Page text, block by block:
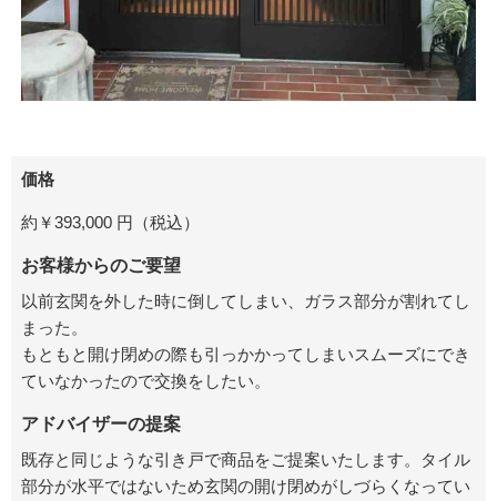
価格
約￥393,000 円（税込）
お客様からのご要望
以前玄関を外した時に倒してしまい、ガラス部分が割れてし
まった。
もともと開け閉めの際も引っかかってしまいスムーズにでき
ていなかったので交換をしたい。
アドバイザーの提案
既存と同じような引き戸で商品をご提案いたします。タイル
部分が水平ではないため玄関の開け閉めがしづらくなってい